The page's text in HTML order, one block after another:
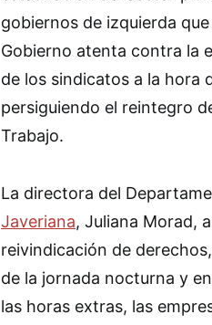
gobiernos de izquierda
Gobierno atenta contra la
de los sindicatos a la hora
persiguiendo el reintegro
Trabajo.
La directora del
Javeriana, Juliana Morad,
reivindicación de
de la jornada nocturna y
las horas extras, las